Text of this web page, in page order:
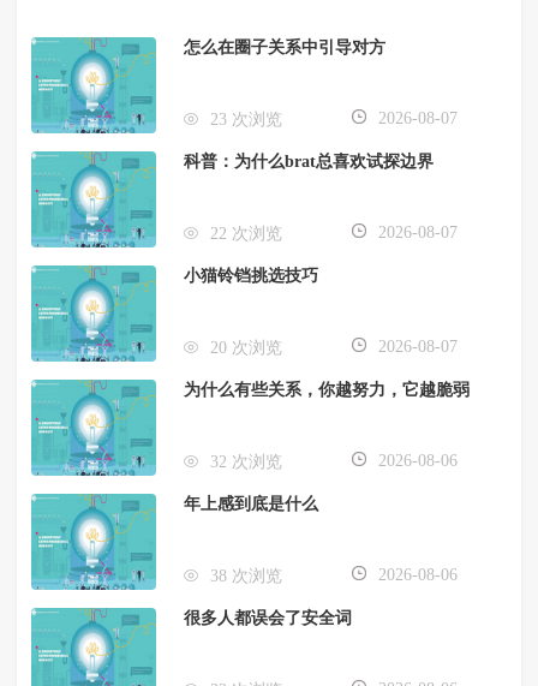
怎么在圈子关系中引导对方
23 次浏览 2026-08-07
科普：为什么brat总喜欢试探边界
22 次浏览 2026-08-07
小猫铃铛挑选技巧
20 次浏览 2026-08-07
为什么有些关系，你越努力，它越脆弱
32 次浏览 2026-08-06
年上感到底是什么
38 次浏览 2026-08-06
很多人都误会了安全词